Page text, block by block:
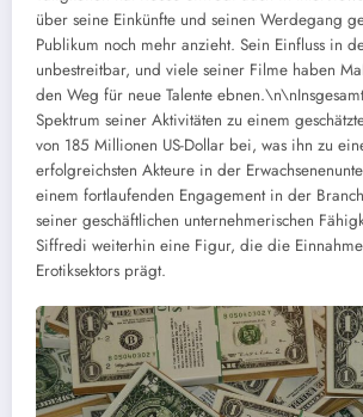
über seine Einkünfte und seinen Werdegang
Publikum noch mehr anzieht. Sein Einfluss in
unbestreitbar, und viele seiner Filme haben
den Weg für neue Talente
Spektrum seiner Aktivitäten zu einem
von 185 Millionen US-Dollar bei, was ihn zu
erfolgreichsten Akteure in der
einem fortlaufenden Engagement in der
seiner geschäftlichen unternehmerischen
Siffredi weiterhin eine Figur, die die
Erotiksektors prägt.